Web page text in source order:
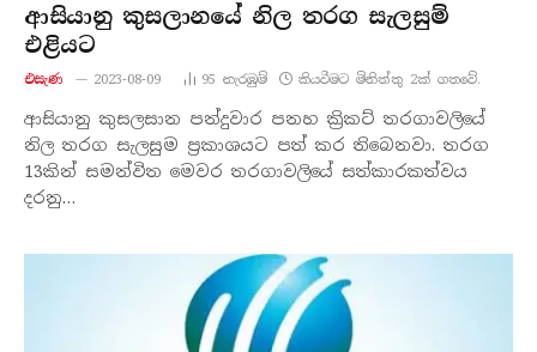
ආසියානු කුසලානයේ නිල තරග සැලසුම්
එළියට
එසැණ 2023-08-09 95 නැරඹු​ම් කියවීමට මිනිත්තු 2ක් ගතවේ.
ආසියානු කුසලසාන පන්දුවාර පනහ ක්‍රිකට් තරගාවලියේ
නිල තරග සැලසුම ප්‍රකාශයට පත් කර තිබෙනවා. තරග
13කින් සමන්විත මෙවර තරගාවලියේ සත්කාරකත්වය
දරනු…